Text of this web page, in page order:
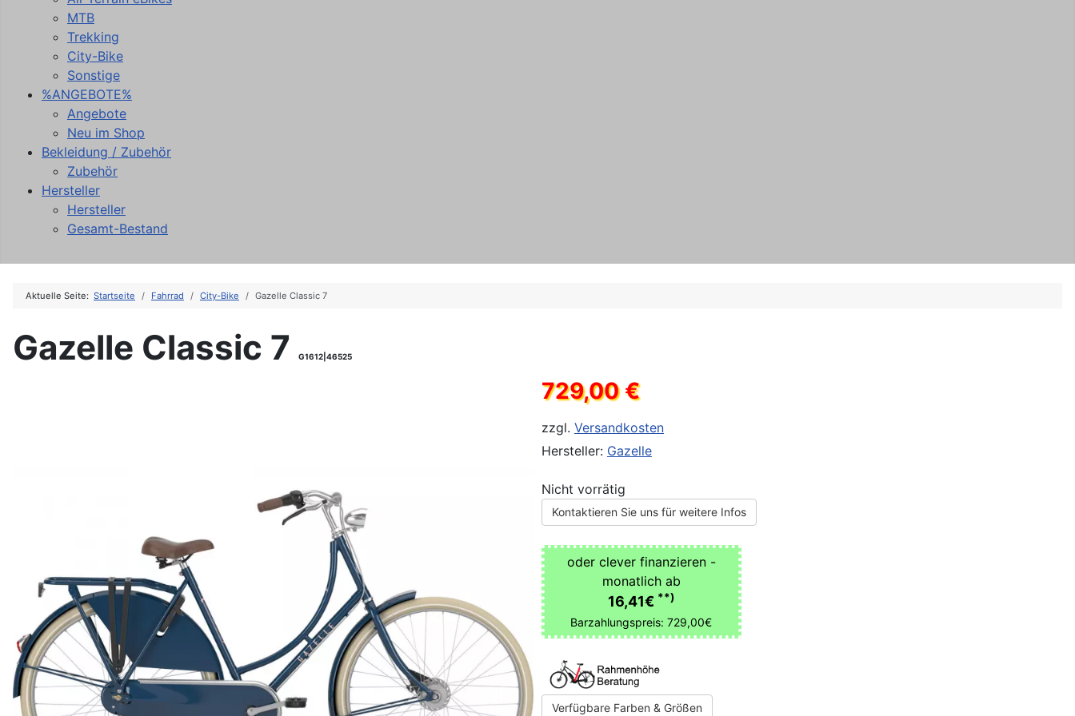
MTB
Trekking
City-Bike
Sonstige
%ANGEBOTE%
Angebote
Neu im Shop
Bekleidung / Zubehör
Zubehör
Hersteller
Hersteller
Gesamt-Bestand
Aktuelle Seite: Startseite Fahrrad City-Bike Gazelle Classic 7
Gazelle Classic 7 G1612|46525
729,00 €
zzgl. Versandkosten
Hersteller: Gazelle
Nicht vorrätig
Kontaktieren Sie uns für weitere Infos
oder clever finanzieren -
monatlich ab
16,41€ **)
Barzahlungspreis: 729,00€
Verfügbare Farben & Größen